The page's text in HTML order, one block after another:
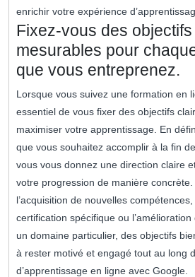
enrichir votre expérience
Fixez-vous des
mesurables pour
que vous entreprenez.
Lorsque vous suivez une formation en
essentiel de vous fixer des objectifs
maximiser votre apprentissage. En
que vous souhaitez accomplir à la fin
vous vous donnez une direction claire
votre progression de manière
l’acquisition de nouvelles compétences,
certification spécifique ou
un domaine particulier, des objectifs
à rester motivé et engagé tout au long
d’apprentissage en ligne avec Google.